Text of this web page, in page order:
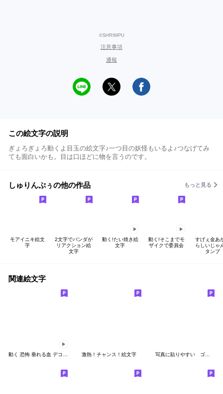
©SHRIMPU
注意事項
通報
この絵文字の説明
ぎょろぎょろ動くよ目玉の絵文字♪一つ目の妖怪もいるよ♪つなげてみ
ても面白いかも。目は口ほどに物を言うのです。
しゅりんぷぅの他の作品 もっと見る
モアイニキ絵文
字
2文字でパンダが
リアクション絵
文字
動く!たい焼き絵
文字
動く!そこまでモ
ザイクで委員会
すげぇ金あ
らしいじゃ
タンプ
関連絵文字
激熱！チャンス！絵文字 写真に貼りやすい ゴリラの絵文字 ４